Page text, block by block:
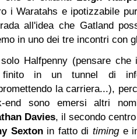
i Waratahs e ipotizzabile
all'idea che Gatland
in uno dei tre incontri con
Halfpenny (pensare
in un tunnel di
la carriera...),
end sono emersi altri
Davies, il secondo
Sextonin fatto di timinge